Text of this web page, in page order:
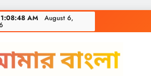
AM August 6,